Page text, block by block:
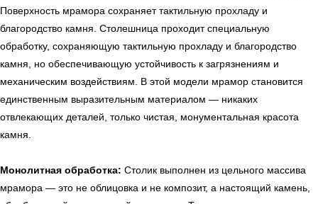
Поверхность мрамора сохраняет тактильную прохладу и
благородство камня. Столешница проходит специальную
обработку, сохраняющую тактильную прохладу и благородство
камня, но обеспечивающую устойчивость к загрязнениям и
механическим воздействиям. В этой модели мрамор становится
единственным выразительным материалом — никаких
отвлекающих деталей, только чистая, монументальная красота
камня.
Монолитная обработка: Столик выполнен из цельного массива
мрамора — это не облицовка и не композит, а настоящий камень,
УЗНАТЬ ПОДРОБНЕЕ